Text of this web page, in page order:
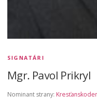
SIGNATÁRI
Mgr. Pavol Prikryl
Nominant strany: